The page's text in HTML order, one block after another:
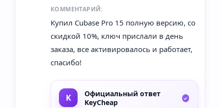
КОММЕНТАРИЙ:
Купил Cubase Pro 15 полную версию, со
скидкой 10%, ключ прислали в день
заказа, все активировалось и работает,
спасибо!
Официальный ответ
KeyCheap